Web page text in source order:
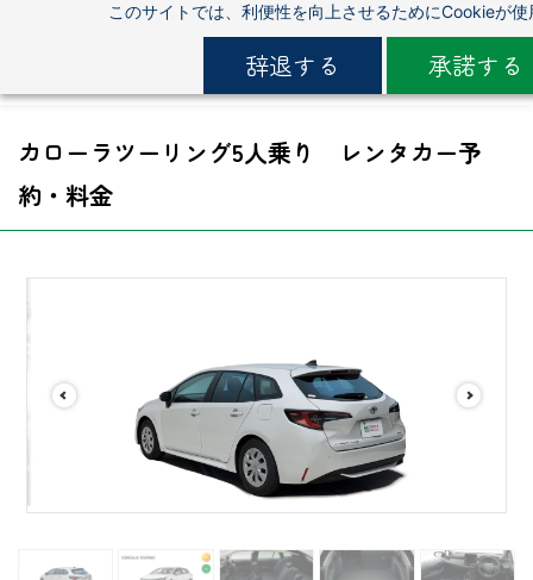
このサイトでは、利便性を向上させるためにCookieが
辞退する 承諾する
main
カローラツーリング5人乗り レンタカー予
約・料金